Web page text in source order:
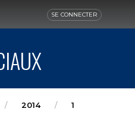
SE CONNECTER
2014
1